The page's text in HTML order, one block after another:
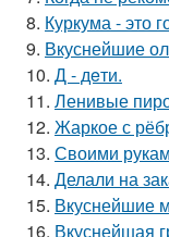
8. Куркума - это
9. Вкуснейшие
10. Д - дeти.
11. Ленивые
12. Жаркое с
13. Своими
14. Делали на
15. Вкуснейшие
16. Вкуснейшая